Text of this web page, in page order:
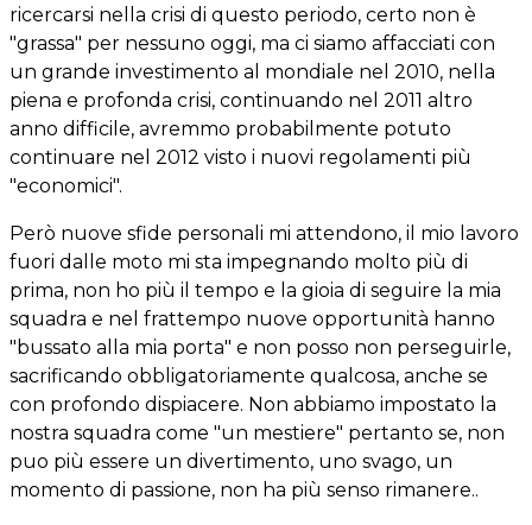
ricercarsi nella crisi di questo periodo, certo non è
"grassa" per nessuno oggi, ma ci siamo affacciati con
un grande investimento al mondiale nel 2010, nella
piena e profonda crisi, continuando nel 2011 altro
anno difficile, avremmo probabilmente potuto
continuare nel 2012 visto i nuovi regolamenti più
"economici".
Però nuove sfide personali mi attendono, il mio lavoro
fuori dalle moto mi sta impegnando molto più di
prima, non ho più il tempo e la gioia di seguire la mia
squadra e nel frattempo nuove opportunità hanno
"bussato alla mia porta" e non posso non perseguirle,
sacrificando obbligatoriamente qualcosa, anche se
con profondo dispiacere. Non abbiamo impostato la
nostra squadra come "un mestiere" pertanto se, non
puo più essere un divertimento, uno svago, un
momento di passione, non ha più senso rimanere..